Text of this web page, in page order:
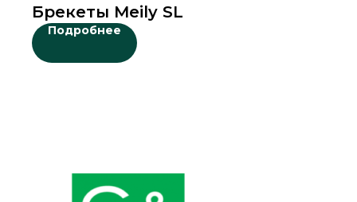
Брекеты Meily SL
Подробнее